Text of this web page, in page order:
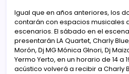
Igual que en años anteriores, los
contarán con espacios musicales
escenarios. El sábado en el
presentarán LA Quartet, Charly
Morón, Dj MG Mónica GInori, Dj
Yermo Yerto, en un horario de 14 a
acústico volverá a recibir a Charly